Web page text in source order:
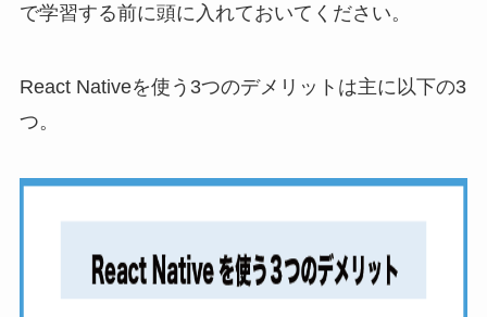
で学習する前に頭に入れておいてください。
React Nativeを使う3つのデメリットは主に以下の3
つ。